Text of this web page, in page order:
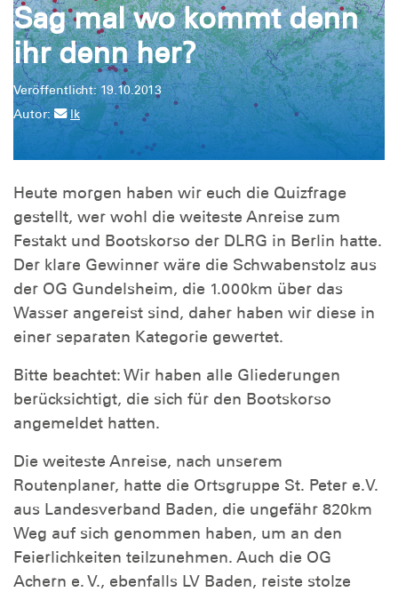
Sag mal wo kommt denn
ihr denn her?
Veröffentlicht: 19.10.2013
Autor:
lk
Heute morgen haben wir euch die Quizfrage
gestellt, wer wohl die weiteste Anreise zum
Festakt und Bootskorso der DLRG in Berlin hatte.
Der klare Gewinner wäre die Schwabenstolz aus
der OG Gundelsheim, die 1.000km über das
Wasser angereist sind, daher haben wir diese in
einer separaten Kategorie gewertet.
Bitte beachtet: Wir haben alle Gliederungen
berücksichtigt, die sich für den Bootskorso
angemeldet hatten.
Die weiteste Anreise, nach unserem
Routenplaner, hatte die Ortsgruppe St. Peter e.V.
aus Landesverband Baden, die ungefähr 820km
Weg auf sich genommen haben, um an den
Feierlichkeiten teilzunehmen. Auch die OG
Achern e. V., ebenfalls LV Baden, reiste stolze